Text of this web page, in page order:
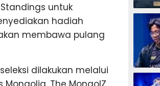
untuk
hadiah
membawa pulang
dilakukan melalui
ESPORTS
ESPORTS